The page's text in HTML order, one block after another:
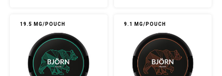
19.5 MG/POUCH 9.1 MG/POUCH